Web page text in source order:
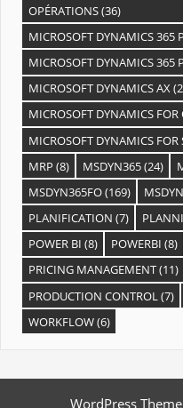
OPÉRATIONS(36)
MICROSOFT DYNAMICS 365
MICROSOFT DYNAMICS 365
MICROSOFT DYNAMICS AX
MICROSOFT DYNAMICS FOR
MICROSOFT DYNAMICS
MRP (8) MSDYN365(24)
MSDYN365FO(169)
PLANIFICATION (7)
POWER BI (8) POWERBI (8)
PRICING MANAGEMENT(11)
PRODUCTION CONTROL(7)
WORKFLOW(6)
WordPress